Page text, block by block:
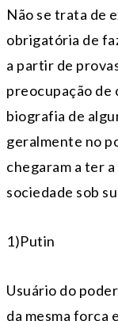
Não se trata de
obrigatória de
a partir de
preocupação de
biografia de
geralmente no
chegaram a ter
sociedade sob
1)Putin
Usuário do
da mesma força